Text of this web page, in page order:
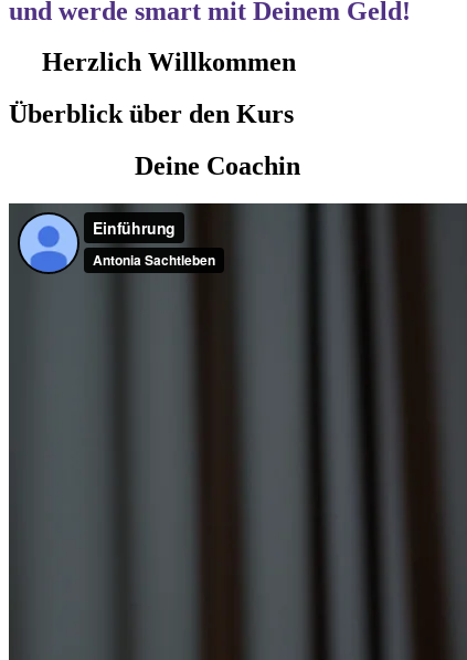
und werde smart mit Deinem Geld!
Herzlich Willkommen
Überblick über den Kurs
Deine Coachin